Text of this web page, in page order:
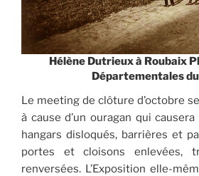
Hélène Dutrieux à Roubaix
Départementales
Le meeting de clôture d’octobre
à cause d’un ouragan qui causera
hangars disloqués, barrières et
portes et cloisons enlevées,
renversées. L’Exposition elle-